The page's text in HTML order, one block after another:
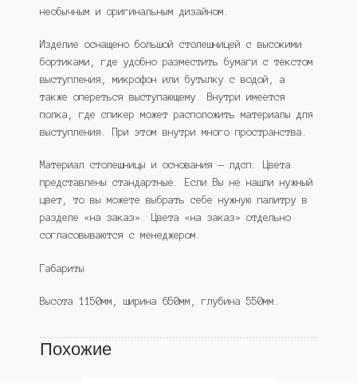
необычным и оригинальным дизайном.
Изделие оснащено большой столешницей с высокими
бортиками, где удобно разместить бумаги с текстом
выступления, микрофон или бутылку с водой, а
также опереться выступающему. Внутри имеется
полка, где спикер может расположить материалы для
выступления. При этом внутри много пространства.
Материал столешницы и основания — лдсп. Цвета
представлены стандартные. Если Вы не нашли нужный
цвет, то вы можете выбрать себе нужную палитру в
разделе «на заказ». Цвета «на заказ» отдельно
согласовываются с менеджером.
Габариты
Высота 1150мм, ширина 650мм, глубина 550мм.
Похожие